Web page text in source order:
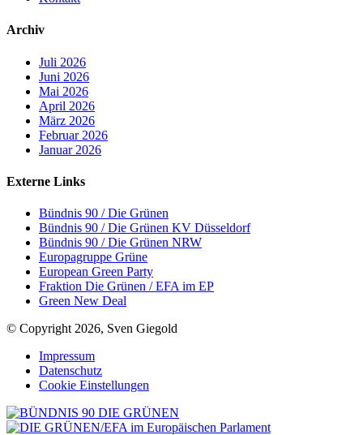
Archiv
Juli 2026
Juni 2026
Mai 2026
April 2026
März 2026
Februar 2026
Januar 2026
Externe Links
Bündnis 90 / Die Grünen
Bündnis 90 / Die Grünen KV Düsseldorf
Bündnis 90 / Die Grünen NRW
Europagruppe Grüne
European Green Party
Fraktion Die Grünen / EFA im EP
Green New Deal
© Copyright 2026, Sven Giegold
Impressum
Datenschutz
Cookie Einstellungen